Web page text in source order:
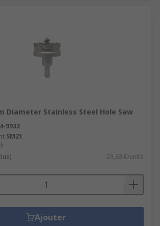
Diameter Stainless Steel Hole Saw
9932
SM21
23,63 €/unité
Ajouter